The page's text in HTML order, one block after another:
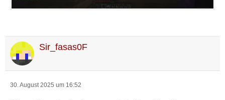
Sir_fasas0F
30. August 2025 um 16:52